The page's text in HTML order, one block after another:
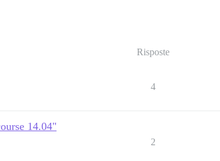
Risposte
4
14.04"
2